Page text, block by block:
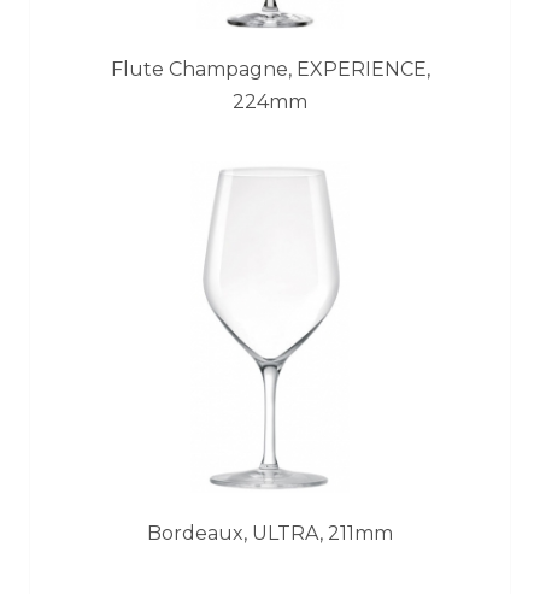
Flute Champagne, EXPERIENCE,
224mm
Bordeaux, ULTRA, 211mm